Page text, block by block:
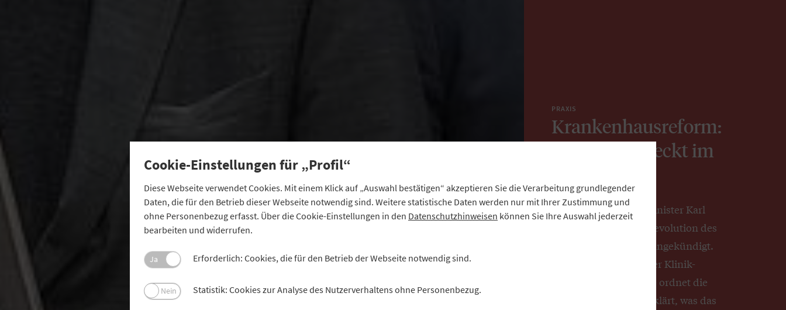
PRAXIS
Krankenhausreform:
Der Teufel steckt im
Bundesgesundheitsminister Karl
Lauterbach hat eine Revolution des
Gesundheitssystems angekündigt.
Manfred Wendl von der Klinik-
Kompetenz-Bayern eG ordnet die
Vorschläge ein und erklärt, was das
Cookie-Einstellungen für „Profil“
Diese Webseite verwendet Cookies. Mit einem Klick auf „Auswahl bestätigen“ akzeptieren Sie die Verarbeitung grundlegender
Daten, die für den Betrieb dieser Webseite notwendig sind. Weitere statistische Daten werden nur mit Ihrer Zustimmung und
ohne Personenbezug erfasst. Über die Cookie-Einstellungen in den Datenschutzhinweisen können Sie Ihre Auswahl jederzeit
bearbeiten und widerrufen.
Ja Erforderlich: Cookies, die für den Betrieb der Webseite notwendig sind.
Nein Statistik: Cookies zur Analyse des Nutzerverhaltens ohne Personenbezug.